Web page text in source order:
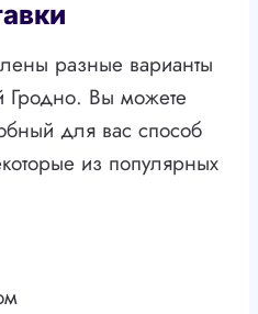
разные варианты
Гродно. Вы можете
для вас способ
из популярных